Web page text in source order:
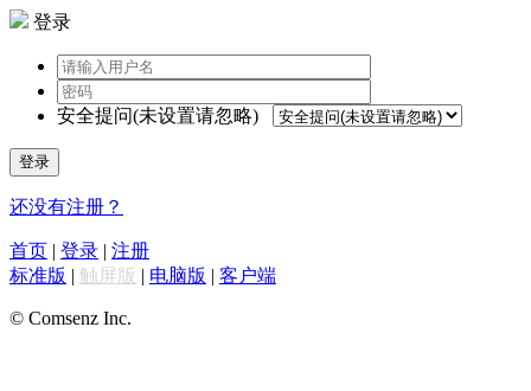
登录
安全提问(未设置请忽略)
登录
还没有注册？
首页 | 登录 | 注册
标准版 | 触屏版 | 电脑版 | 客户端
© Comsenz Inc.